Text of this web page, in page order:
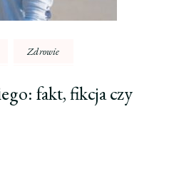
Zdrowie
fakt, fikcja czy